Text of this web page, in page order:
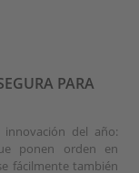
PARA
del año:
ponen orden en
fácilmente también